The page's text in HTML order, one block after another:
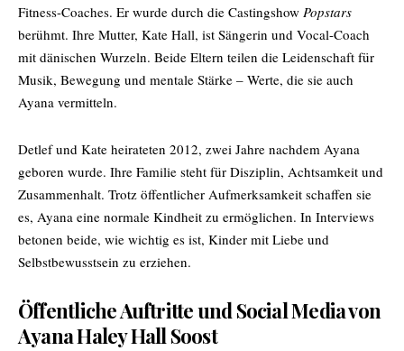
Fitness-Coaches. Er wurde durch die Castingshow Popstars
berühmt. Ihre Mutter, Kate Hall, ist Sängerin und Vocal-Coach
mit dänischen Wurzeln. Beide Eltern teilen die Leidenschaft für
Musik, Bewegung und mentale Stärke – Werte, die sie auch
Ayana vermitteln.
Detlef und Kate heirateten 2012, zwei Jahre nachdem Ayana
geboren wurde. Ihre Familie steht für Disziplin, Achtsamkeit und
Zusammenhalt. Trotz öffentlicher Aufmerksamkeit schaffen sie
es, Ayana eine normale Kindheit zu ermöglichen. In Interviews
betonen beide, wie wichtig es ist, Kinder mit Liebe und
Selbstbewusstsein zu erziehen.
Öffentliche Auftritte und Social Media von
Ayana Haley Hall Soost